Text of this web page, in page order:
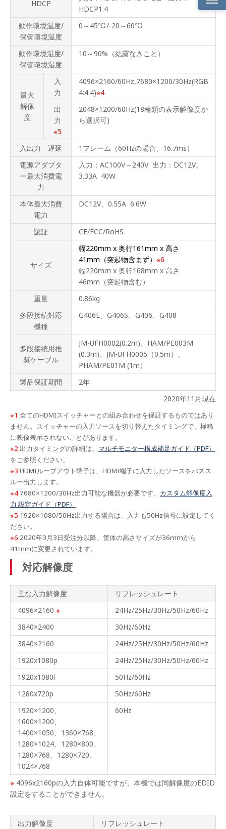
HDCP
HDCP1.4
動作環境温度/
保管環境温度
0～45℃/-20～60℃
動作環境湿度/
保管環境湿度
10～90%（結露なきこと）
最大
解像
度
入
力
4096×2160/60Hz,7680×1200/30Hz(RGB
4:4:4)※4
出
力
※5
2048×1200/60Hz(18種類の表示解像度か
ら選択可)
入出力 遅延
1フレーム（60Hzの場合、16.7ms）
電源アダプタ
ー最大消費電
力
入力：AC100V～240V 出力：DC12V、
3.33A 40W
本体最大消費
電力
DC12V、0.55A 6.6W
認証 CE/FCC/RoHS
サイズ
幅220mm x 奥行161mm x 高さ
41mm（突起物含まず） ※6
幅220mm x 奥行168mm x 高さ
46mm（突起物含む）
重量
0.86kg
多段接続対応
機種
G406L、G406S、G406、G408
多段接続用推
奨ケーブル
JM-UFH0002(0.2m)、HAM/PE003M
(0.3m)、JM-UFH0005（0.5m）、
PHAM/PE01M (1m）
製品保証期間
2年
2020年11月現在
※1 全てのHDMIスイッチャーとの組み合わせを保証するものではあり
ません。スイッチャーの入力ソースを切り替えたタイミングで、極稀
に映像表示されないことがあります。
※2 出力タイミングの詳細は、 マルチモニター構成補足ガイド（PDF）
をご参照ください。
※3 HDMIループアウト端子は、HDMI端子に入力したソースをパスス
ルー出力します。
※4 7680×1200/30Hz出力可能な機器が必要です。 カスタム解像度入
力 設定ガイド（PDF）
※5 1920×1080/50Hz出力する場合は、入力も50Hz信号に設定してく
ださい。
※6 2020年3月3日受注分以降、筐体の高さサイズが36mmから
41mmに変更されています。
対応解像度
主な入力解像度
リフレッシュレート
4096×2160 ※
24Hz/25Hz/30Hz/50Hz/60Hz
3840×2400
30Hz/60Hz
3840×2160
24Hz/25Hz/30Hz/50Hz/60Hz
1920x1080p
24Hz/25Hz/30Hz/50Hz/60Hz
1920x1080i
50Hz/60Hz
1280x720p
50Hz/60Hz
1920×1200、
1600×1200、
1400×1050、1360×768、
1280×1024、1280×800、
1280×768、1280×720、
1024×768
60Hz
※ 4096x2160pの入力自体可能ですが、本機では同解像度のEDID
設定をすることができません。
出力解像度
リフレッシュレート
製品
ップ
特長
機能
HDMI
ート
情報